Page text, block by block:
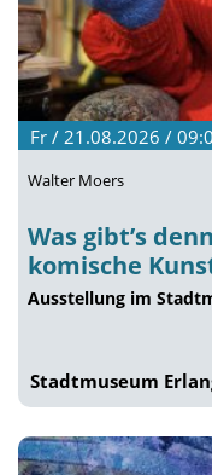
Fr / 21.08.2026 /
Walter Moers
Was gibt’s
komische
Ausstellung im
Stadtmuseum